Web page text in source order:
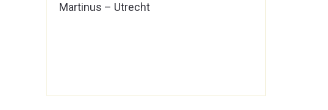
Martinus – Utrecht